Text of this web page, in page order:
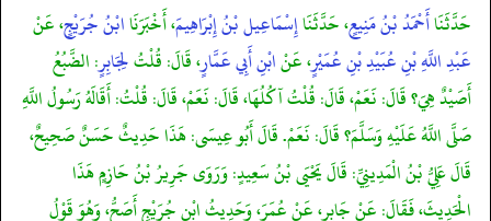
حَدَّثَنَاأَحْمَدُ بْنُ مَنِيعٍ، حَدَّثَنَاإِسْمَاعِيل بْنُ إِبْرَاهِيمَ، أَخْبَرَنَاابْنُ جُرَيْجٍ، عَنْ
عَبْدِ اللَّهِ بْنِ عُبَيْدِ بْنِ عُمَيْرٍ، عَنْابْنِ أَبِي عَمَّارٍ، قَالَ: قُلْتُلِجَابِرٍ: الضَّبُعُ
أَصَيْدٌ هِيَ؟ قَالَ: نَعَمْ، قَالَ: قُلْتُ آكُلُهَا، قَالَ: نَعَمْ، قَالَ: قُلْتُ: أَقَالَهُ رَسُولُ اللَّهِ
صَلَّى اللَّهُ عَلَيْهِ وَسَلَّمَ؟ قَالَ: نَعَمْ. قَالَ أَبُو عِيسَى: هَذَا حَدِيثٌ حَسَنٌ صَحِيحٌ،
قَالَ عَلِيُّ بْنُ الْمَدِينِيِّ: قَالَ يَحْيَى بْنُ سَعِيدٍ: وَرَوَى جَرِيرُ بْنُ حَازِمٍ هَذَا
الْحَدِيثَ، فَقَالَ: عَنْ جَابِرٍ، عَنْ عُمَرَ، وَحَدِيثُ ابْنِ جُرَيْجٍ أَصَحُّ، وَهُوَ قَوْلُ